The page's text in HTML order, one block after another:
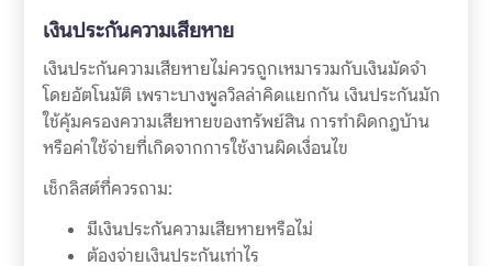
เงินประกันความเสียหาย
เงินประกันความเสียหายไม่ควรถูกเหมารวมกับเงินมัดจำ
โดยอัตโนมัติ เพราะบางพูลวิลล่าคิดแยกกัน เงินประกันมัก
ใช้คุ้มครองความเสียหายของทรัพย์สิน การทำผิดกฎบ้าน
หรือค่าใช้จ่ายที่เกิดจากการใช้งานผิดเงื่อนไข
เช็กลิสต์ที่ควรถาม:
มีเงินประกันความเสียหายหรือไม่
ต้องจ่ายเงินประกันเท่าไร